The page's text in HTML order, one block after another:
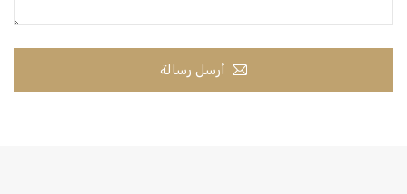
أرسل رسالة